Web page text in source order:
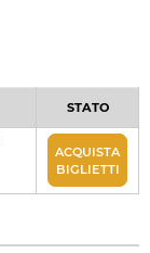
STATO
ACQUISTA
BIGLIETTI